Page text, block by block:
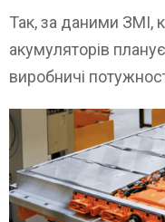
Так, за даними ЗМІ,
акумуляторів
виробничі